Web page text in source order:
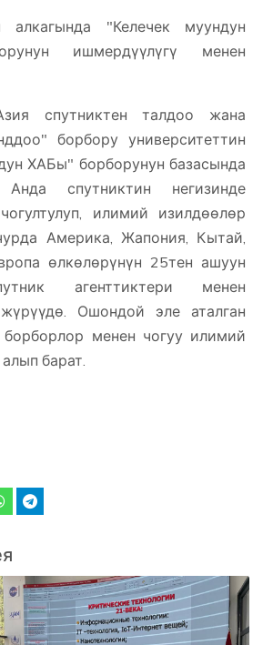
"Келечек муундун
ишмердүүлүгү менен
спутниктен талдоо жана
борбору университеттин
ХАБы" борборунун базасында
спутниктин негизинде
илимий изилдөөлөр
Америка, Жапония, Кытай,
өлкөлөрүнүн 25тен ашуун
агенттиктери менен
Ошондой эле аталган
менен чогуу илимий
барат.